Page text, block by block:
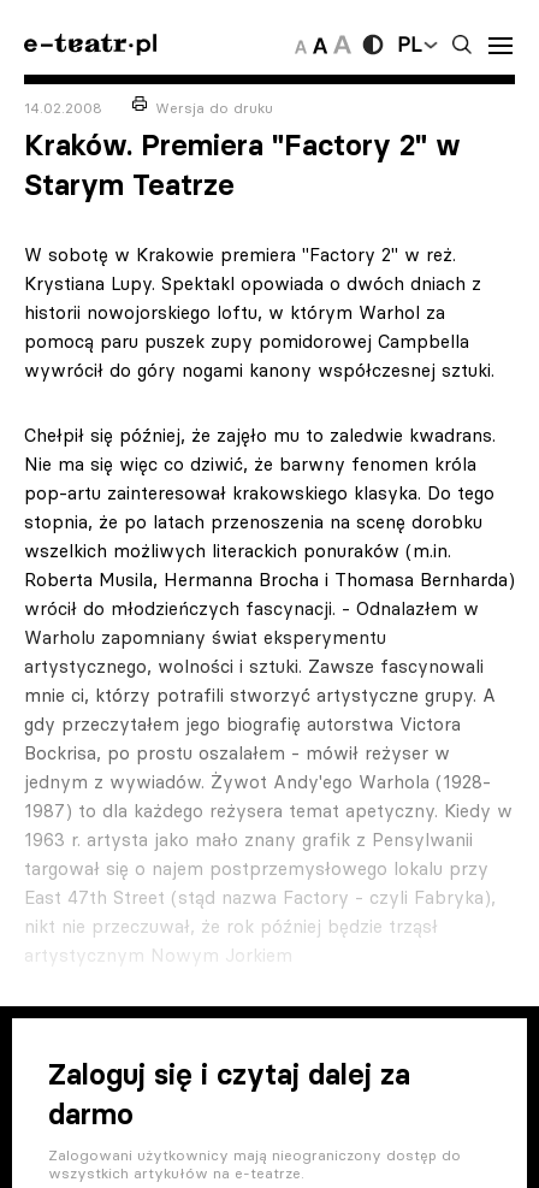
PL
14.02.2008 Wersja do druku
Kraków. Premiera "Factory 2" w
Starym Teatrze
W sobotę w Krakowie premiera "Factory 2" w reż.
Krystiana Lupy. Spektakl opowiada o dwóch dniach z
historii nowojorskiego loftu, w którym Warhol za
pomocą paru puszek zupy pomidorowej Campbella
wywrócił do góry nogami kanony współczesnej sztuki.
Chełpił się później, że zajęło mu to zaledwie kwadrans.
Nie ma się więc co dziwić, że barwny fenomen króla
pop-artu zainteresował krakowskiego klasyka. Do tego
stopnia, że po latach przenoszenia na scenę dorobku
wszelkich możliwych literackich ponuraków (m.in.
Roberta Musila, Hermanna Brocha i Thomasa Bernharda)
wrócił do młodzieńczych fascynacji. - Odnalazłem w
Warholu zapomniany świat eksperymentu
artystycznego, wolności i sztuki. Zawsze fascynowali
mnie ci, którzy potrafili stworzyć artystyczne grupy. A
gdy przeczytałem jego biografię autorstwa Victora
Bockrisa, po prostu oszalałem - mówił reżyser w
jednym z wywiadów. Żywot Andy'ego Warhola (1928-
1987) to dla każdego reżysera temat apetyczny. Kiedy w
1963 r. artysta jako mało znany grafik z Pensylwanii
targował się o najem postprzemysłowego lokalu przy
East 47th Street (stąd nazwa Factory - czyli Fabryka),
nikt nie przeczuwał, że rok później będzie trząsł
artystycznym Nowym Jorkiem
Zaloguj się i czytaj dalej za
darmo
Zalogowani użytkownicy mają nieograniczony dostęp do
wszystkich artykułów na e-teatrze.